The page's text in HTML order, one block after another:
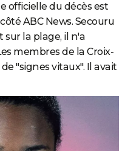
officielle du décès est
ABC News. Secouru
sur la plage, il n'a
membres de la Croix-
"signes vitaux". Il avait